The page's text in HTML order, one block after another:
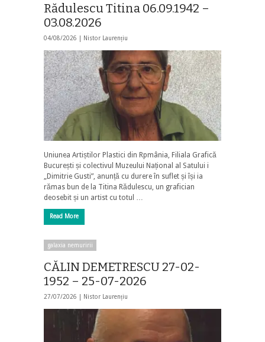
Rădulescu Titina 06.09.1942 –
03.08.2026
04/08/2026 | Nistor Laurențiu
Uniunea Artiștilor Plastici din Rpmânia, Filiala Grafică
București și colectivul Muzeului Național al Satului i
„Dimitrie Gusti”, anunță cu durere în suflet și își ia
rămas bun de la Titina Rădulescu, un grafician
deosebit și un artist cu totul …
Read More
galaxia nemuririi
CĂLIN DEMETRESCU 27-02-
1952 – 25-07-2026
27/07/2026 | Nistor Laurențiu